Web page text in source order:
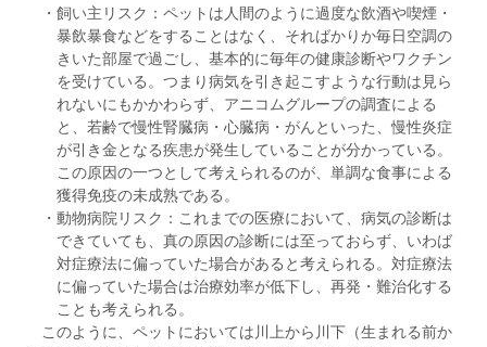
・飼い主リスク：ペットは人間のように過度な飲酒や喫煙・
暴飲暴食などをすることはなく、そればかりか毎日空調の
きいた部屋で過ごし、基本的に毎年の健康診断やワクチン
を受けている。つまり病気を引き起こすような行動は見ら
れないにもかかわらず、アニコムグループの調査による
と、若齢で慢性腎臓病・心臓病・がんといった、慢性炎症
が引き金となる疾患が発生していることが分かっている。
この原因の一つとして考えられるのが、単調な食事による
獲得免疫の未成熟である。
・動物病院リスク：これまでの医療において、病気の診断は
できていても、真の原因の診断には至っておらず、いわば
対症療法に偏っていた場合があると考えられる。対症療法
に偏っていた場合は治療効率が低下し、再発・難治化する
ことも考えられる。
このように、ペットにおいては川上から川下（生まれる前か